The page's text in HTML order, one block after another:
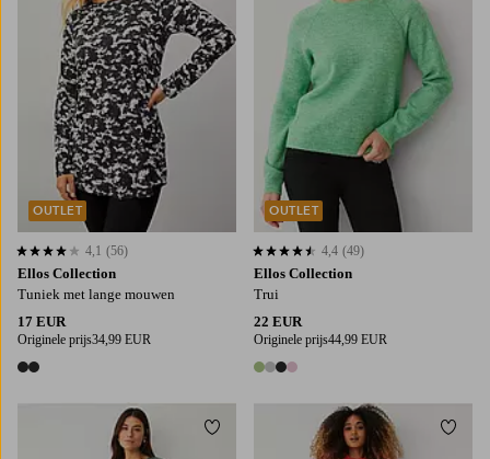
Ellos Collection
Tuniek met lange mouwen
17 EUR
Originele prijs34,99 EUR
2 kleuren
4,1 op basis van 56 beoordelingen
4,1 (56)
OUTLET
Ellos Collection
Trui
22 EUR
Originele prijs44,99 EUR
4 kleuren
4,4 op basis van 49 beoordelingen
4,4 (49)
OUTLET
Toevoegen aan favorieten